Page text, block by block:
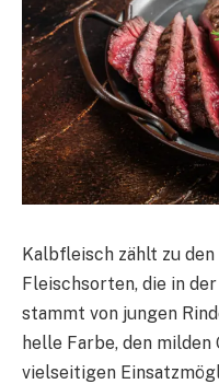
Kalbfleisch zählt zu
Fleischsorten, die in
stammt von jungen
helle Farbe, den milden
vielseitigen